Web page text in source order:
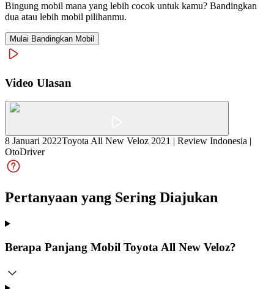
Bingung mobil mana yang lebih cocok untuk kamu? Bandingkan
dua atau lebih mobil pilihanmu.
Mulai Bandingkan Mobil
Video Ulasan
8 Januari 2022Toyota All New Veloz 2021 | Review Indonesia |
OtoDriver
Pertanyaan yang Sering Diajukan
Berapa Panjang Mobil Toyota All New Veloz?